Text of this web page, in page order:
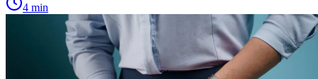
4 min